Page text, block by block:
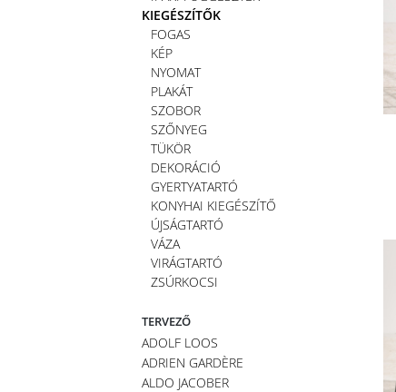
KIEGÉSZÍTŐK
FOGAS
KÉP
NYOMAT
PLAKÁT
SZOBOR
SZŐNYEG
TÜKÖR
DEKORÁCIÓ
GYERTYATARTÓ
KONYHAI KIEGÉSZÍTŐ
ÚJSÁGTARTÓ
VÁZA
VIRÁGTARTÓ
ZSÚRKOCSI
TERVEZŐ
ADOLF LOOS
ADRIEN GARDÈRE
ALDO JACOBER